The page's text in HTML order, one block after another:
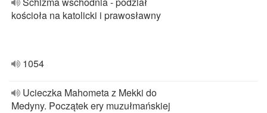
kościoła na katolicki i prawosławny
1054
Ucieczka Mahometa z Mekki do
Medyny. Początek ery muzułmańskiej